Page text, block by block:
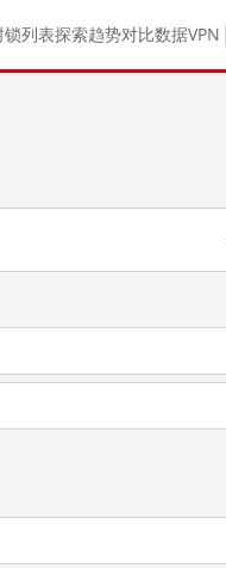
锁列表探索趋势对比数据VPN